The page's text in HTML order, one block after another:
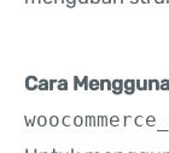
Cara